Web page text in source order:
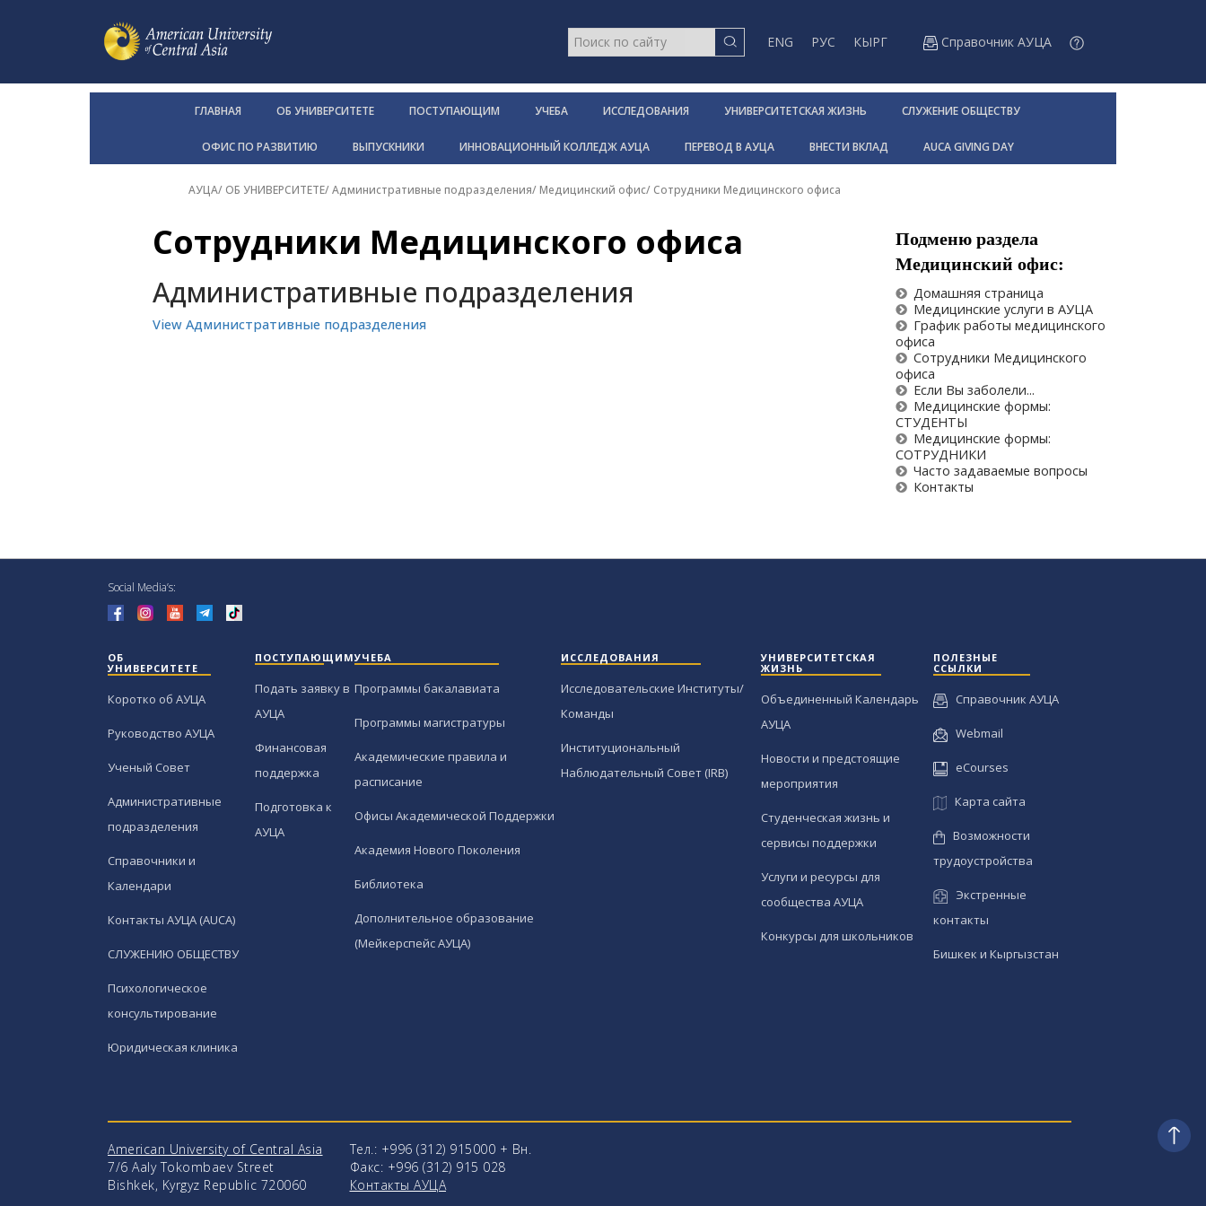
ENG РУС КЫРГ Справочник АУЦА
ГЛАВНАЯ ОБ УНИВЕРСИТЕТЕ ПОСТУПАЮЩИМ УЧЕБА ИССЛЕДОВАНИЯ УНИВЕРСИТЕТСКАЯ ЖИЗНЬ СЛУЖЕНИЕ ОБЩЕСТВУ
ОФИС ПО РАЗВИТИЮ ВЫПУСКНИКИ ИННОВАЦИОННЫЙ КОЛЛЕДЖ АУЦА ПЕРЕВОД В АУЦА ВНЕСТИ ВКЛАД AUCA GIVING DAY
АУЦА/ ОБ УНИВЕРСИТЕТЕ/Административные подразделения/Медицинский офис/ Сотрудники Медицинского офиса
Сотрудники Медицинского офиса
Административные подразделения
View Административные подразделения
Подменю раздела
Медицинский офис:
Домашняя страница
Медицинские услуги в АУЦА
График работы медицинского
офиса
Сотрудники Медицинского
офиса
Если Вы заболели...
Медицинские формы:
СТУДЕНТЫ
Медицинские формы:
СОТРУДНИКИ
Часто задаваемые вопросы
Контакты
Social Media’s:
ОБ
УНИВЕРСИТЕТЕ
Коротко об АУЦА
Руководство АУЦА
Ученый Совет
Административные
подразделения
Справочники и
Календари
Контакты АУЦА (AUCA)
СЛУЖЕНИЮ ОБЩЕСТВУ
Психологическое
консультирование
Юридическая клиника
ПОСТУПАЮЩИМ
Подать заявку в
АУЦА
Финансовая
поддержка
Подготовка к
АУЦА
УЧЕБА
Программы бакалавиата
Программы магистратуры
Академические правила и
расписание
Офисы Академической Поддержки
Академия Нового Поколения
Библиотека
Дополнительное образование
(Мейкерспейс АУЦА)
ИССЛЕДОВАНИЯ
Исследовательские Институты/
Команды
Институциональный
Наблюдательный Совет (IRB)
УНИВЕРСИТЕТСКАЯ
ЖИЗНЬ
Объединенный Календарь
АУЦА
Новости и предстоящие
мероприятия
Студенческая жизнь и
сервисы поддержки
Услуги и ресурсы для
сообщества АУЦА
Конкурсы для школьников
ПОЛЕЗНЫЕ
ССЫЛКИ
Справочник АУЦА
Webmail
eCourses
Карта сайта
Возможности
трудоустройства
Экстренные
контакты
Бишкек и Кыргызстан
American University of Central Asia
7/6 Aaly Tokombaev Street
Bishkek, Kyrgyz Republic 720060
Тел.: +996 (312) 915000 + Вн.
Факс: +996 (312) 915 028
Контакты АУЦА